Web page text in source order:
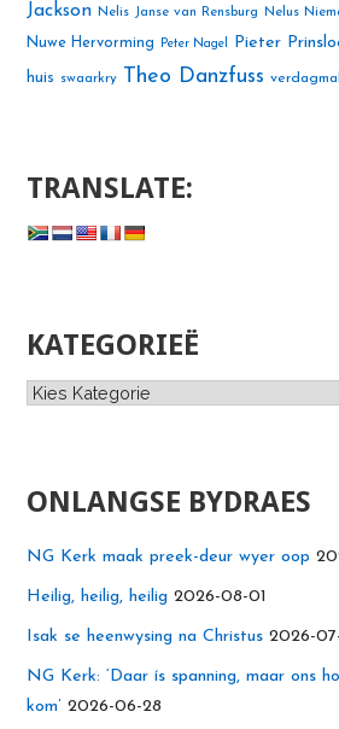
Jackson Nelis Janse van Rensburg Nelus
Nuwe Hervorming
Peter Nagel Pieter
huis swaarkry Theo Danzfuss
TRANSLATE:
KATEGORIEË
Kategorieë
ONLANGSE BYDRAES
NG Kerk maak preek-deur wyer oop
Heilig, heilig, heilig 2026-08-01
Isak se heenwysing na Christus 2026-
NG Kerk: ‘Daar ís spanning, maar ons
kom’ 2026-06-28